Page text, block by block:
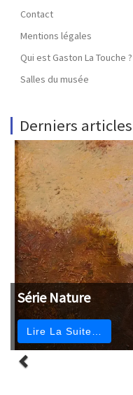
Contact
Mentions légales
Qui est Gaston La Touche ?
Salles du musée
Derniers articles
Série Nature
Lire La Suite…